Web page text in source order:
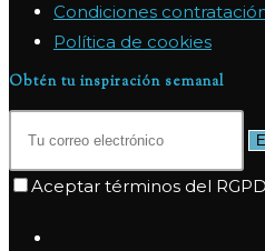
Condiciones
Política de cookies
Obtén tu inspiración semanal
Aceptar términos del RGPD